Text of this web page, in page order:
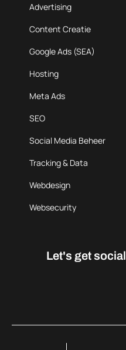
Advertising
Content Creatie
Google Ads (SEA)
Hosting
Meta Ads
SEO
Social Media Beheer
Tracking & Data
Webdesign
Websecurity
Let's get social